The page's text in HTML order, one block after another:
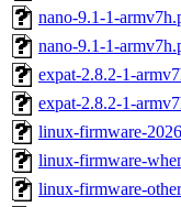
nano-9.1-1-
nano-9.1-1-
expat-2.8.2-1-
expat-2.8.2-1-
linux-firmware-
linux-firmware-
linux-firmware-